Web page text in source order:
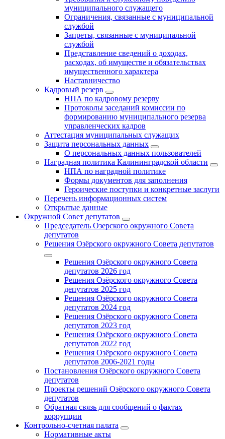
муниципального служащего
Ограничения, связанные с муниципальной
службой
Запреты, связанные с муниципальной
службой
Представление сведений о доходах,
расходах, об имуществе и обязательствах
имущественного характера
Наставничество
Кадровый резерв
НПА по кадровому резерву
Протоколы заседаний комиссии по
формированию муниципального резерва
управленческих кадров
Аттестация муниципальных служащих
Защита персональных данных
О персональных данных пользователей
Наградная политика Калининградской области
НПА по наградной политике
Формы документов для заполнения
Героические поступки и конкретные заслуги
Перечень информационных систем
Открытые данные
Окружной Совет депутатов
Председатель Озерского окружного Совета
депутатов
Решения Озёрского окружного Совета депутатов
Решения Озёрского окружного Совета
депутатов 2026 год
Решения Озёрского окружного Совета
депутатов 2025 год
Решения Озёрского окружного Совета
депутатов 2024 год
Решения Озёрского окружного Совета
депутатов 2023 год
Решения Озёрского окружного Совета
депутатов 2022 год
Решения Озёрского окружного Совета
депутатов 2006-2021 годы
Постановления Озёрского окружного Совета
депутатов
Проекты решений Озёрского окружного Совета
депутатов
Обратная связь для сообщений о фактах
коррупции
Контрольно-счетная палата
Нормативные акты